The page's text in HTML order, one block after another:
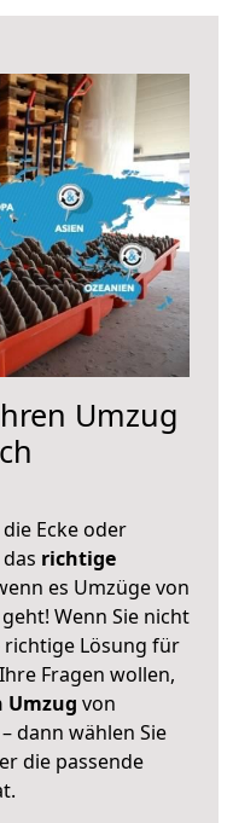
Umzug
Ecke oder
richtige
es Umzüge von
Wenn Sie nicht
Lösung für
Fragen wollen,
Umzug von
dann wählen Sie
die passende